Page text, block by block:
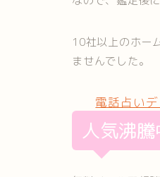
10社以上のホー
ませんでした。
電話占い
人気沸